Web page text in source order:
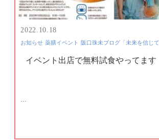
2022.10.18
お知らせ 薬膳イベント 阪口珠未ブログ「未来を信じて
イベント出店で無料試食やってます